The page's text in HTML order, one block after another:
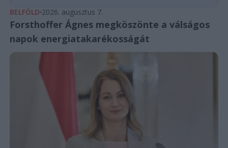
BELFÖLD 2026. augusztus 7.
Forsthoffer Ágnes megköszönte a válságos
napok energiatakarékosságát